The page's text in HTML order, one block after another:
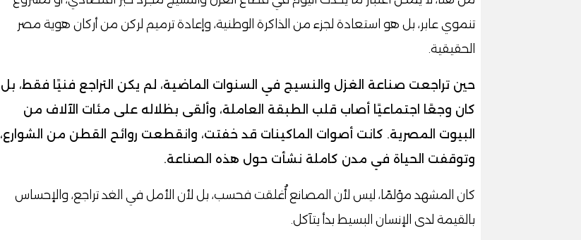
تنموي عابر، بل هو استعادة لجزء من الذاكرة الوطنية، وإعادة ترميم لركن من أركان هوية مصر
الحقيقية.
حين تراجعت صناعة الغزل والنسيج في السنوات الماضية، لم يكن التراجع فنيًا فقط، بل
كان وجعًا اجتماعيًا أصاب قلب الطبقة العاملة، وألقى بظلاله على مئات الآلاف من
البيوت المصرية. كانت أصوات الماكينات قد خفتت، وانقطعت روائح القطن من الشوارع،
وتوقفت الحياة في مدن كاملة نشأت حول هذه الصناعة.
كان المشهد مؤلمًا، ليس لأن المصانع أُغلقت فحسب، بل لأن الأمل في الغد تراجع، والإحساس
بالقيمة لدى الإنسان البسيط بدأ يتآكل.